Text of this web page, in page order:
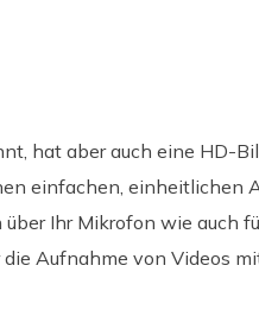
hat aber auch eine HD-
einfachen, einheitlichen
Ihr Mikrofon wie auch
Aufnahme von Videos